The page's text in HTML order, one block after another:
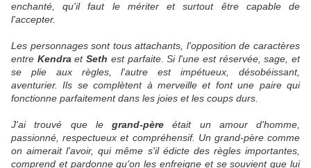
enchanté, qu'il faut le mériter et surtout être capable de
l'accepter.
Les personnages sont tous attachants, l'opposition de caractères
entre KendraetSeth est parfaite. Si l'une est réservée, sage, et
se plie aux règles, l'autre est impétueux, désobéissant,
aventurier. Ils se complètent à merveille et font une paire qui
fonctionne parfaitement dans les joies et les coups durs.
J'ai trouvé que le grand-père était un amour d'homme,
passionné, respectueux et compréhensif. Un grand-père comme
on aimerait l'avoir, qui même s'il édicte des règles importantes,
comprend et pardonne qu'on les enfreigne et se souvient que lui